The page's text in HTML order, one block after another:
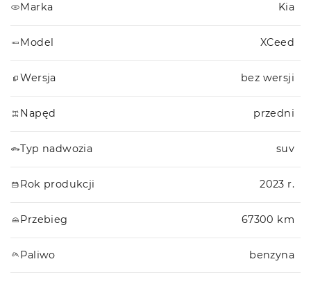
Marka Kia
Model XCeed
Wersja bez wersji
Napęd przedni
Typ nadwozia suv
Rok produkcji 2023 r.
Przebieg 67300 km
Paliwo benzyna